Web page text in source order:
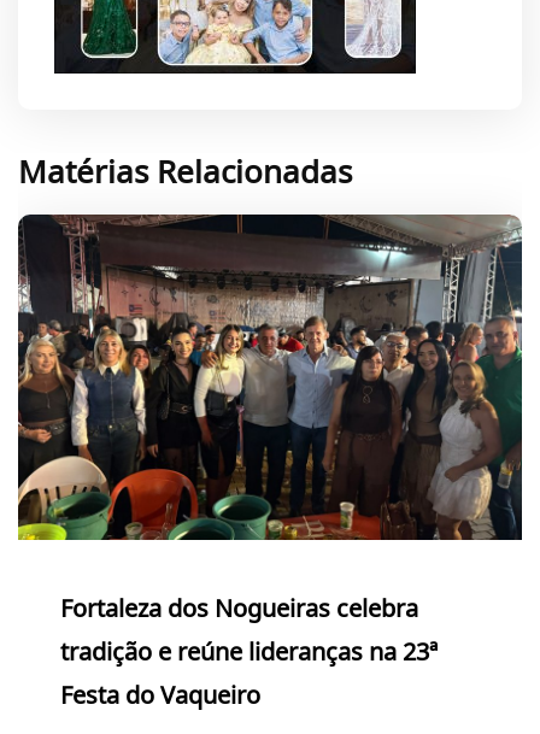
Matérias Relacionadas
Fortaleza dos Nogueiras celebra
tradição e reúne lideranças na 23ª
Festa do Vaqueiro